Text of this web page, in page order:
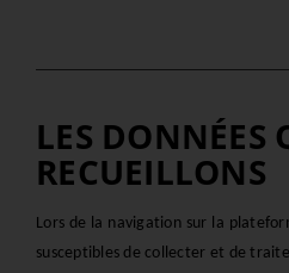
LES DONNÉES
RECUEILLONS
Lors de la navigation sur la
susceptibles de collecter et de